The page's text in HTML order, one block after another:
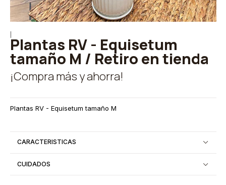
Plantas RV - Equisetum
tamaño M / Retiro en tienda
¡Compra más y ahorra!
Plantas RV - Equisetum tamaño M
CARACTERISTICAS
CUIDADOS